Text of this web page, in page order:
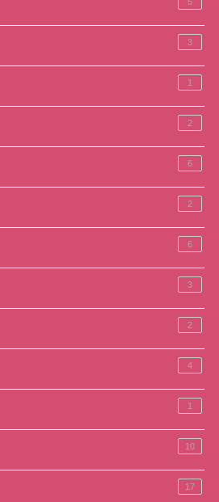
3
1
2
6
2
6
3
2
4
1
10
17